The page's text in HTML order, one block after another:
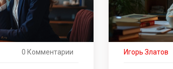
0 Комментарии Игорь Златов